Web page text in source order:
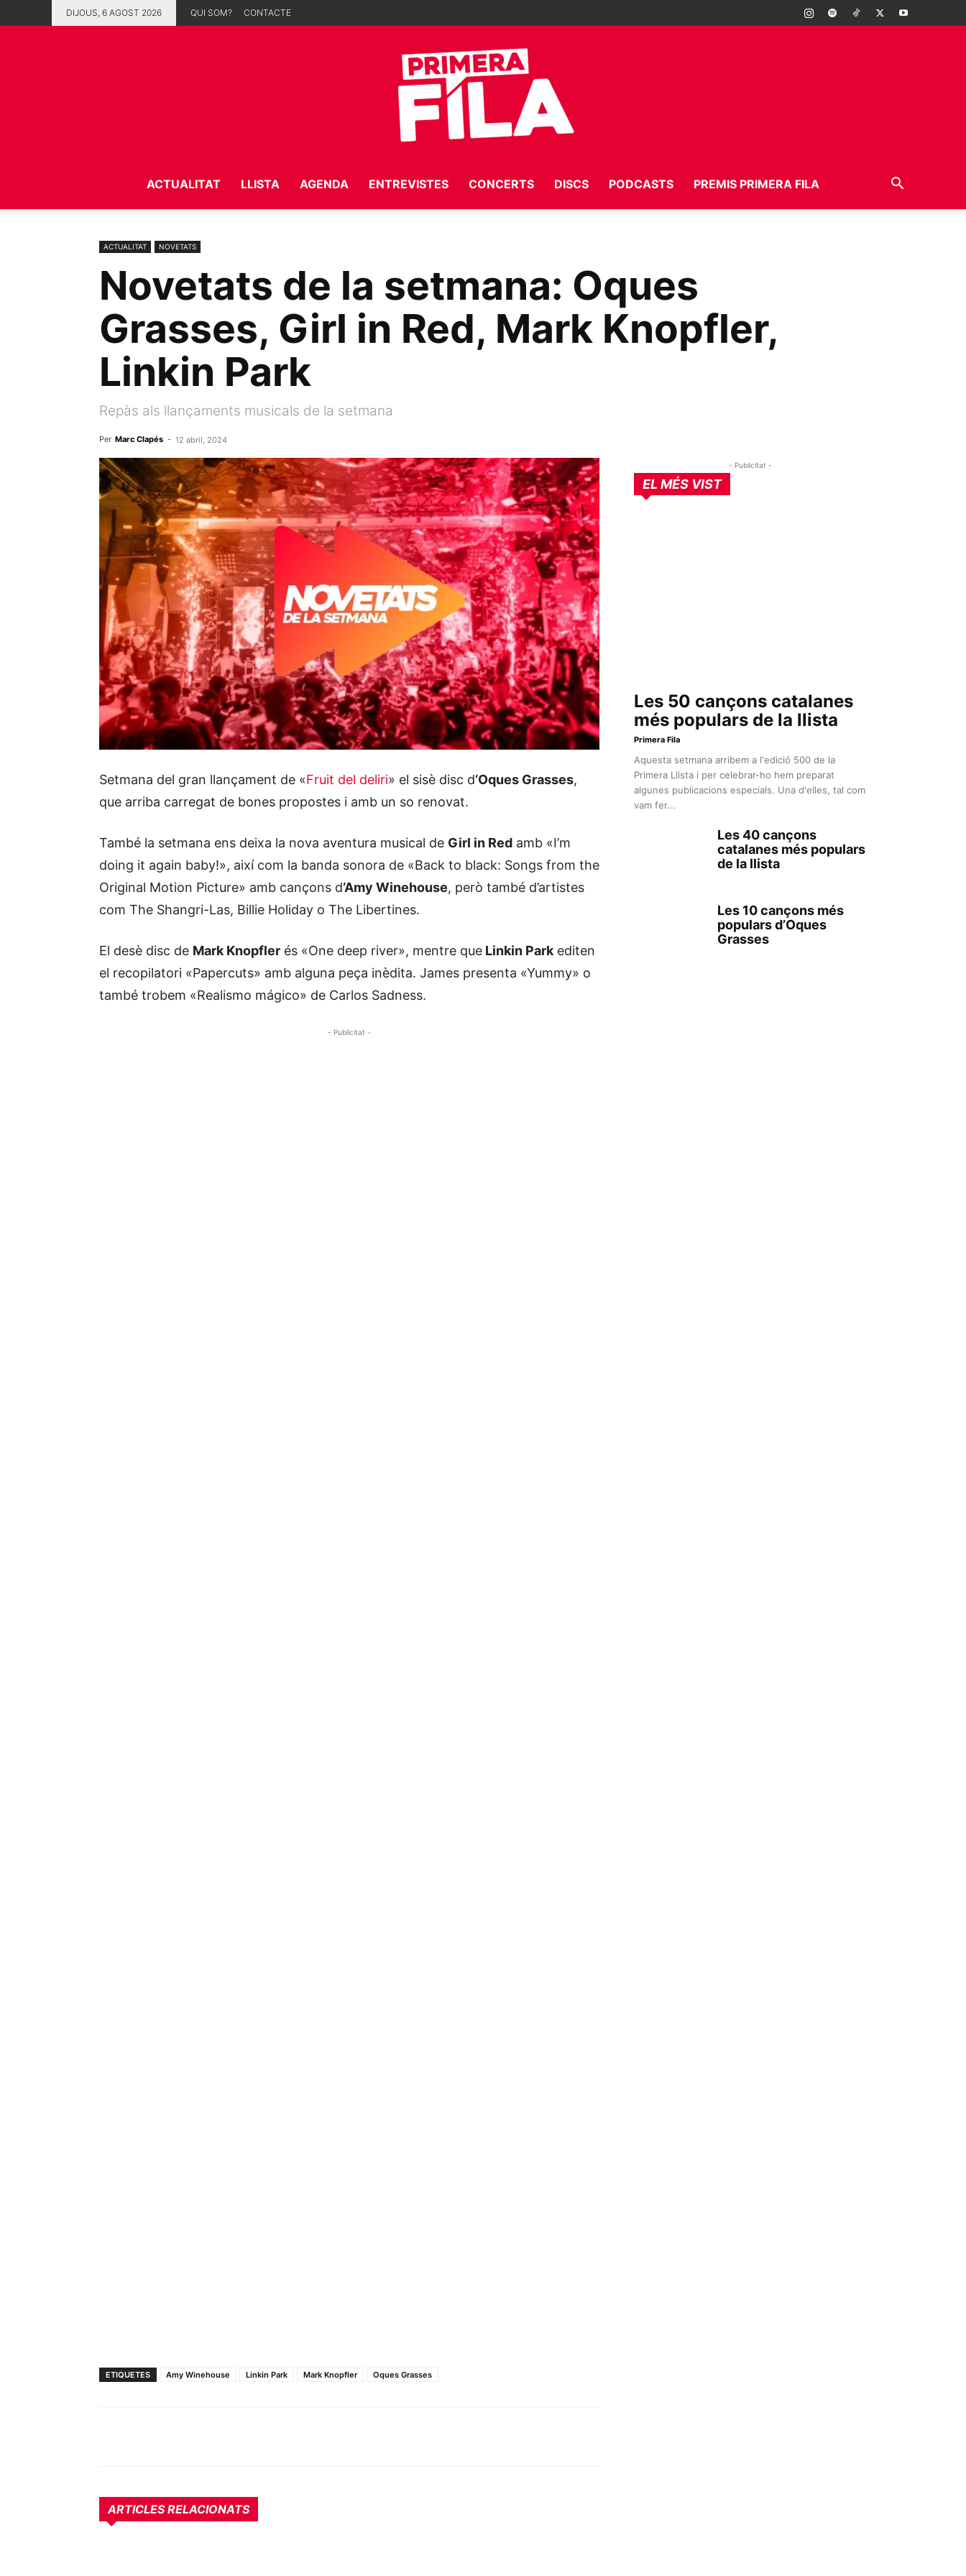
DIJOUS, 6 AGOST 2026 QUI SOM? CONTACTE
Fila
ACTUALITAT LLISTA AGENDA ENTREVISTES CONCERTS DISCS PODCASTS PREMIS PRIMERA FILA
ACTUALITAT NOVETATS
Novetats de la setmana: Oques
Grasses, Girl in Red, Mark Knopfler,
Linkin Park
Repàs als llançaments musicals de la setmana
Per Marc Clapés - 12 abril, 2024
Setmana del gran llançament de «Fruit del deliri» el sisè disc d‘Oques Grasses,
que arriba carregat de bones propostes i amb un so renovat.
També la setmana ens deixa la nova aventura musical de Girl in Red amb «I’m
doing it again baby!», així com la banda sonora de «Back to black: Songs from the
Original Motion Picture» amb cançons d‘Amy Winehouse, però també d’artistes
com The Shangri-Las, Billie Holiday o The Libertines.
El desè disc de Mark Knopfler és «One deep river», mentre que Linkin Park editen
el recopilatori «Papercuts» amb alguna peça inèdita. James presenta «Yummy» o
també trobem «Realismo mágico» de Carlos Sadness.
- Publicitat -
ETIQUETES Amy Winehouse Linkin Park Mark Knopfler Oques Grasses
ARTICLES RELACIONATS
- Publicitat -
EL MÉS VIST
Les 50 cançons catalanes
més populars de la llista
Primera Fila
Aquesta setmana arribem a l'edició 500 de la
Primera Llista i per celebrar-ho hem preparat
algunes publicacions especials. Una d'elles, tal com
vam fer...
Les 40 cançons
catalanes més populars
de la llista
Les 10 cançons més
populars d’Oques
Grasses